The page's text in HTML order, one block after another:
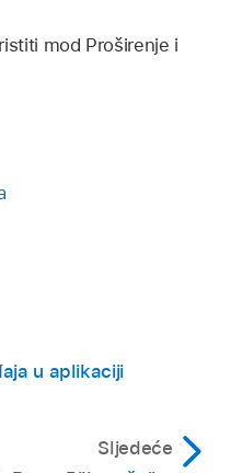
i dijeljenja
mod Proširenje i
u aplikaciji
Sljedeće